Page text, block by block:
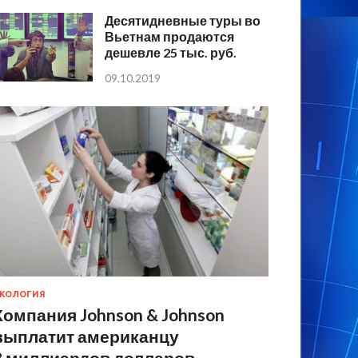
Десятидневные туры во
Вьетнам продаются
дешевле 25 тыс. руб.
09.10.2019
Johnson & Johnson
американцу